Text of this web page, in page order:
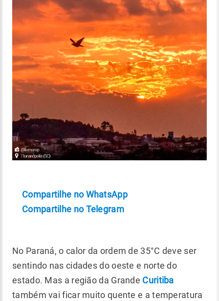
Compartilhe no WhatsApp
Compartilhe no Telegram
No Paraná, o calor da ordem de 35°C deve ser
sentindo nas cidades do oeste e norte do
estado. Mas a região da Grande Curitiba
também vai ficar muito quente e a temperatura